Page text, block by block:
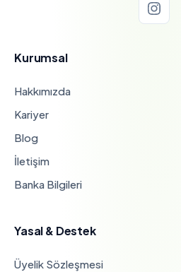
Kurumsal
Hakkımızda
Kariyer
Blog
İletişim
Banka Bilgileri
Yasal & Destek
Üyelik Sözleşmesi